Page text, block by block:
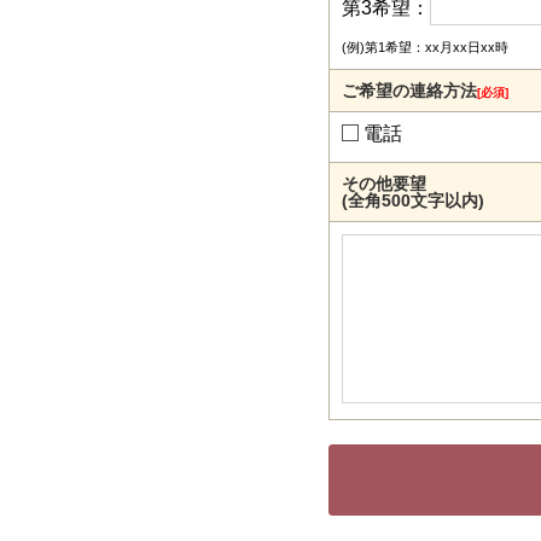
第3希望：
(例)第1希望：xx月xx日xx時
ご希望の連絡方法[必須]
電話
その他要望
(全角500文字以内)